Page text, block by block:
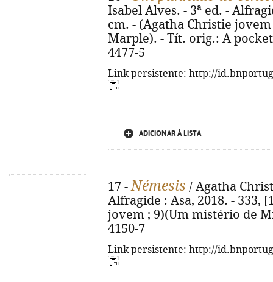
Isabel Alves. - 3ª ed. -
cm. - (Agatha Christie
Marple). - Tít. orig.: A
4477-5
Link persistente: http://
ADICIONAR À LISTA
17 -Némesis / Agatha
Alfragide : Asa, 2018. - 333,
jovem ; 9)(Um mistério de
4150-7
Link persistente: http://